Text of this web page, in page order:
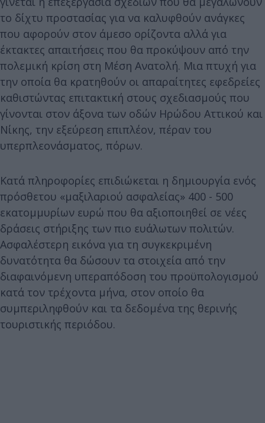
το δίχτυ προστασίας για να καλυφθούν ανάγκες
που αφορούν στον άμεσο ορίζοντα αλλά για
έκτακτες απαιτήσεις που θα προκύψουν από την
πολεμική κρίση στη Μέση Ανατολή. Μια πτυχή για
την οποία θα κρατηθούν οι απαραίτητες εφεδρείες
καθιστώντας επιτακτική στους σχεδιασμούς που
γίνονται στον άξονα των οδών Ηρώδου Αττικού και
Νίκης, την εξεύρεση επιπλέον, πέραν του
υπερπλεονάσματος, πόρων.
Κατά πληροφορίες επιδιώκεται η δημιουργία ενός
πρόσθετου «μαξιλαριού ασφαλείας» 400 - 500
εκατομμυρίων ευρώ που θα αξιοποιηθεί σε νέες
δράσεις στήριξης των πιο ευάλωτων πολιτών.
Ασφαλέστερη εικόνα για τη συγκεκριμένη
δυνατότητα θα δώσουν τα στοιχεία από την
διαφαινόμενη υπεραπόδοση του προϋπολογισμού
κατά τον τρέχοντα μήνα, στον οποίο θα
συμπεριληφθούν και τα δεδομένα της θερινής
τουριστικής περιόδου.